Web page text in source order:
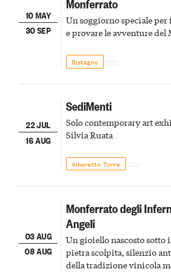
10 MAY
30 SEP
Monferrato
Un soggiorno speciale
e provare le avventure del
Bistagno
22 JUL
16 AUG
SediMenti
Solo contemporary art
Silvia Ruata
Albaretto Torre
03 AUG
08 AUG
Monferrato degli
Angeli
Un gioiello nascosto
pietra scolpita, silenzio
della tradizione vinicola